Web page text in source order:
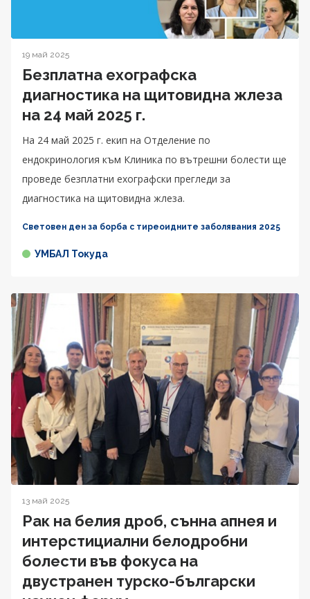
19 май 2025
Безплатна ехографска
диагностика на щитовидна жлеза
на 24 май 2025 г.
На 24 май 2025 г. екип на Отделение по
ендокринология към Клиника по вътрешни болести ще
проведе безплатни ехографски прегледи за
диагностика на щитовидна жлеза.
Световен ден за борба с тиреоидните заболявания 2025
УМБАЛ Токуда
13 май 2025
Рак на белия дроб, сънна апнея и
интерстициални белодробни
болести във фокуса на
двустранен турско-български